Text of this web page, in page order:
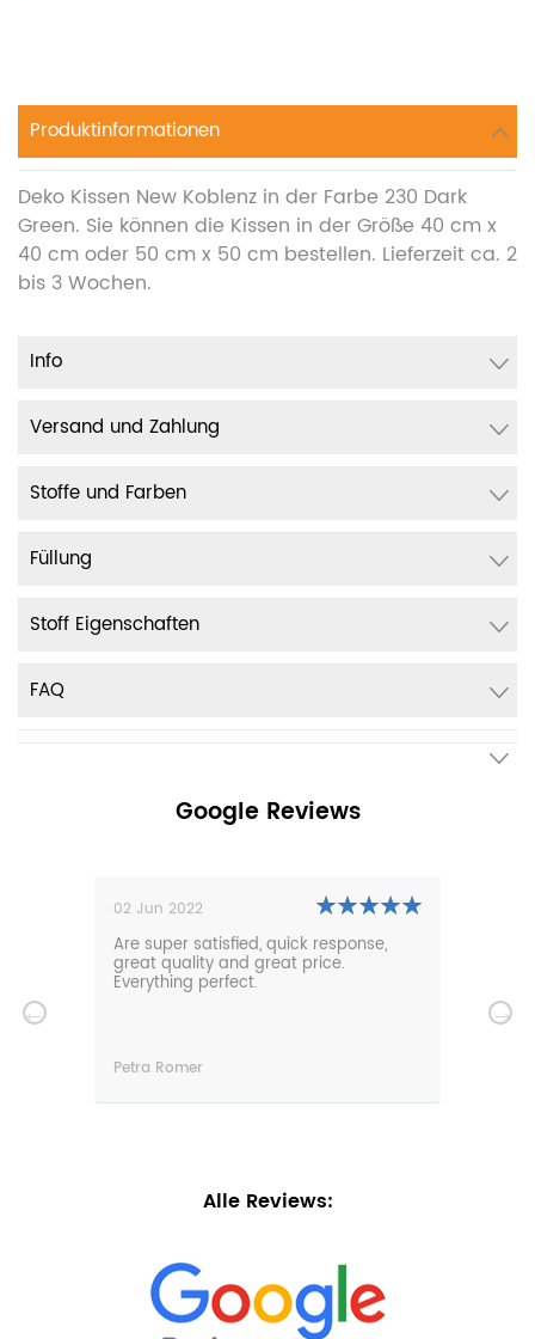
Produktinformationen
Deko Kissen New Koblenz in der Farbe 230 Dark
Green. Sie können die Kissen in der Größe 40 cm x
40 cm oder 50 cm x 50 cm bestellen. Lieferzeit ca. 2
bis 3 Wochen.
Info
Versand und Zahlung
Stoffe und Farben
Füllung
Stoff Eigenschaften
FAQ
Google Reviews
02 Jun 2022
Are super satisfied, quick response,
great quality and great price.
Everything perfect.
Petra Romer
Alle Reviews: